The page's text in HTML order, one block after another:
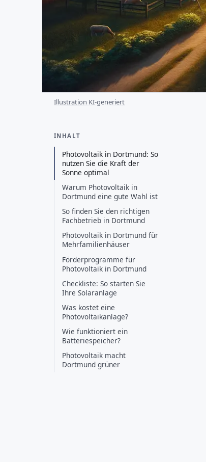
Illustration KI-generiert
INHALT
Photovoltaik in Dortmund: So
nutzen Sie die Kraft der
Sonne optimal
Warum Photovoltaik in
Dortmund eine gute Wahl ist
So finden Sie den richtigen
Fachbetrieb in Dortmund
Photovoltaik in Dortmund für
Mehrfamilienhäuser
Förderprogramme für
Photovoltaik in Dortmund
Checkliste: So starten Sie
Ihre Solaranlage
Was kostet eine
Photovoltaikanlage?
Wie funktioniert ein
Batteriespeicher?
Photovoltaik macht
Dortmund grüner